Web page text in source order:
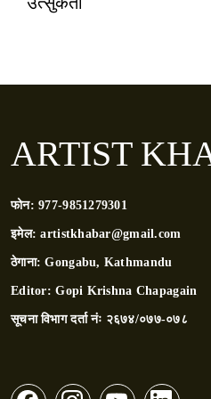
ARTIST
फोन:977-9851279301
इमेल:artistkhabar@gmail.com
ठेगाना:Gongabu, Kathmandu
Editor:Gopi Krishna Chapagain
सूचना विभाग दर्ता नंः २६७४/०७७-०७८